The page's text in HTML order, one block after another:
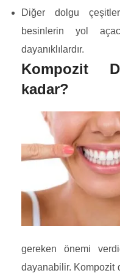
Diğer dolgu
besinlerin yol
dayanıklılardır.
Kompozit
kadar?
gereken önemi
dayanabilir. Kompozit